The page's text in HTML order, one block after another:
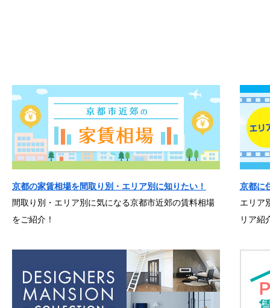
京都の家賃相場を間取り別・エリア別に知りたい！
間取り別・エリア別に気になる京都市近郊の賃料相場
をご紹介！
京都に
エリア
リア紹